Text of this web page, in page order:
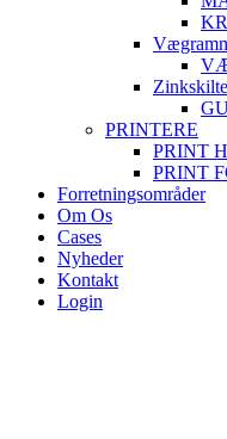
Zinkskilte
PRINTERE
PRINT
PRINT
Forretningsområder
Om Os
Cases
Nyheder
Kontakt
Login